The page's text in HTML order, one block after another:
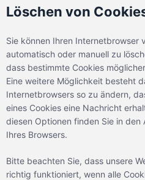
Löschen von
Sie können Ihren Internetbrowser
automatisch oder manuell zu
dass bestimmte Cookies
Eine weitere Möglichkeit besteht
Internetbrowsers so zu ändern,
eines Cookies eine Nachricht
diesen Optionen finden Sie in den
Ihres Browsers.
Bitte beachten Sie, dass unsere
richtig funktioniert, wenn alle